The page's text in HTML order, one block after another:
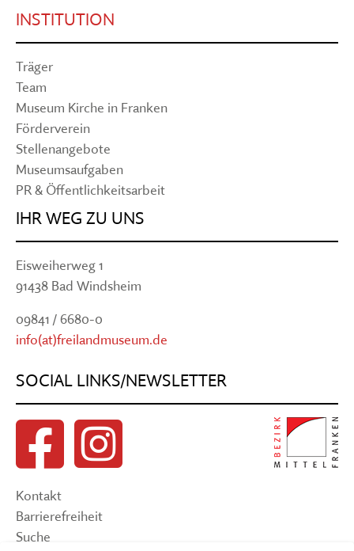
INSTITUTION
Träger
Team
Museum Kirche in Franken
Förderverein
Stellenangebote
Museumsaufgaben
PR & Öffentlichkeitsarbeit
IHR WEG ZU UNS
Eisweiherweg 1
91438 Bad Windsheim
09841 / 6680-0
info(at)freilandmuseum.de
SOCIAL LINKS/NEWSLETTER
Kontakt
Barrierefreiheit
Suche